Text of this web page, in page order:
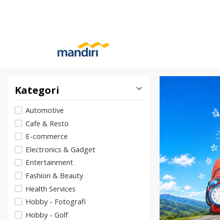
Kategori
Automotive
Cafe & Resto
E-commerce
Electronics & Gadget
Entertainment
Fashion & Beauty
Health Services
Hobby - Fotografi
Hobby - Golf